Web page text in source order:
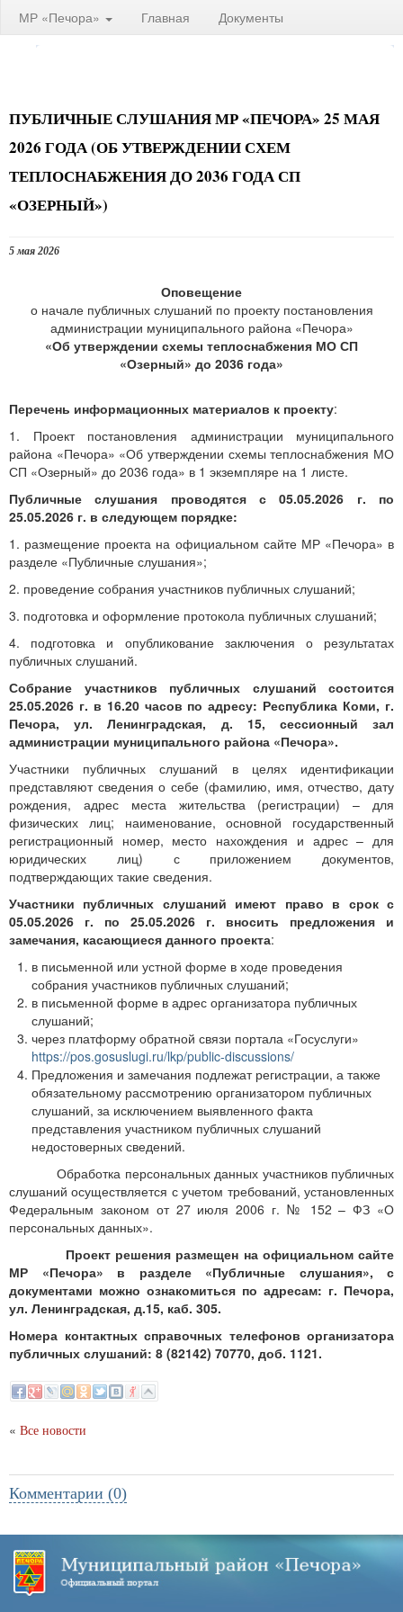
МР «Печора» Главная Документы
ПУБЛИЧНЫЕ СЛУШАНИЯ МР «ПЕЧОРА» 25 МАЯ
2026 ГОДА (ОБ УТВЕРЖДЕНИИ СХЕМ
ТЕПЛОСНАБЖЕНИЯ ДО 2036 ГОДА СП
«ОЗЕРНЫЙ»)
5 мая 2026
Оповещение
о начале публичных слушаний по проекту постановления
администрации муниципального района «Печора»
«Об утверждении схемы теплоснабжения МО СП
«Озерный» до 2036 года»
Перечень информационных материалов к проекту:
1. Проект постановления администрации муниципального
района «Печора» «Об утверждении схемы теплоснабжения МО
СП «Озерный» до 2036 года» в 1 экземпляре на 1 листе.
Публичные слушания проводятся с 05.05.2026 г. по
25.05.2026 г. в следующем порядке:
1. размещение проекта на официальном сайте МР «Печора» в
разделе «Публичные слушания»;
2. проведение собрания участников публичных слушаний;
3. подготовка и оформление протокола публичных слушаний;
4. подготовка и опубликование заключения о результатах
публичных слушаний.
Собрание участников публичных слушаний состоится
25.05.2026 г. в 16.20 часов по адресу: Республика Коми, г.
Печора, ул. Ленинградская, д. 15, сессионный зал
администрации муниципального района «Печора».
Участники публичных слушаний в целях идентификации
представляют сведения о себе (фамилию, имя, отчество, дату
рождения, адрес места жительства (регистрации) – для
физических лиц; наименование, основной государственный
регистрационный номер, место нахождения и адрес – для
юридических лиц) с приложением документов,
подтверждающих такие сведения.
Участники публичных слушаний имеют право в срок с
05.05.2026 г. по 25.05.2026 г. вносить предложения и
замечания, касающиеся данного проекта:
в письменной или устной форме в ходе проведения
собрания участников публичных слушаний;
в письменной форме в адрес организатора публичных
слушаний;
через платформу обратной связи портала «Госуслуги»
https://pos.gosuslugi.ru/lkp/public-discussions/
Предложения и замечания подлежат регистрации, а также
обязательному рассмотрению организатором публичных
слушаний, за исключением выявленного факта
представления участником публичных слушаний
недостоверных сведений.
Обработка персональных данных участников публичных
слушаний осуществляется с учетом требований, установленных
Федеральным законом от 27 июля 2006 г. № 152 – ФЗ «О
персональных данных».
Проект решения размещен на официальном сайте
МР «Печора» в разделе «Публичные слушания», с
документами можно ознакомиться по адресам: г. Печора,
ул. Ленинградская, д.15, каб. 305.
Номера контактных справочных телефонов организатора
публичных слушаний: 8 (82142) 70770, доб. 1121.
« Все новости
Комментарии (0)